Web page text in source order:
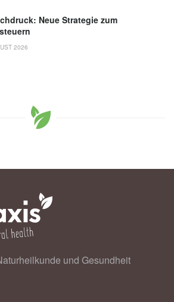
Neue Strategie zum
2026
und Gesundheit